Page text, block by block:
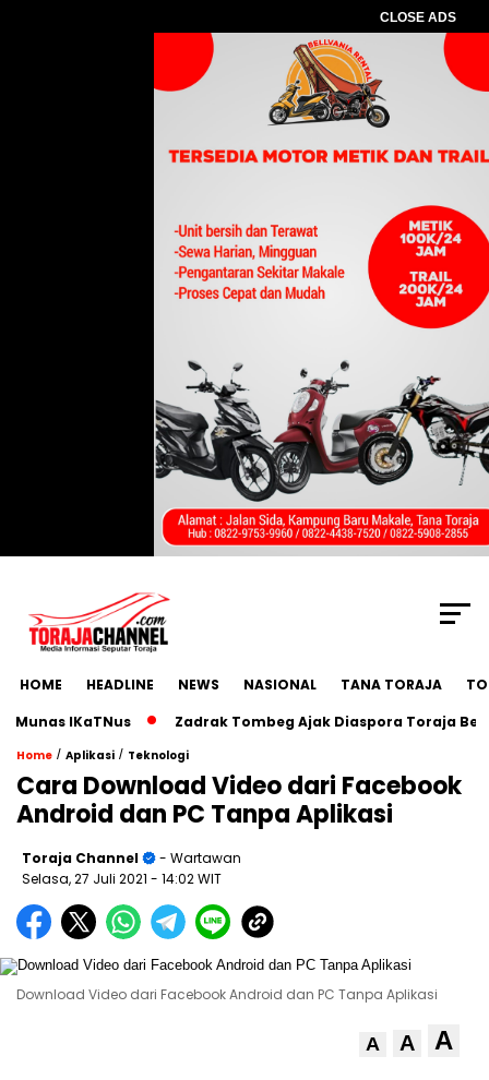
CLOSE ADS
HOME HEADLINE NEWS NASIONAL TANA TORAJA
IKaTNus
Zadrak Tombeg Ajak Diaspora Toraja Bermimpi
Home / Aplikasi / Teknologi
Cara Download Video dari Facebook
Android dan PC Tanpa Aplikasi
Toraja Channel
- Wartawan
Selasa, 27 Juli 2021 - 14:02 WIT
Download Video dari Facebook Android dan PC Tanpa Aplikasi
A A A